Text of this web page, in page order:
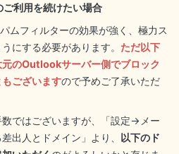
利用を続けたい場合
ムフィルターの効果が強く、極力ス
にする必要があります。 ただ以下
のOutlookサーバー側でブロック
ございますので予めご了承いただ
ではございますが、「設定→メー
出人とドメイン」より、 以下のド